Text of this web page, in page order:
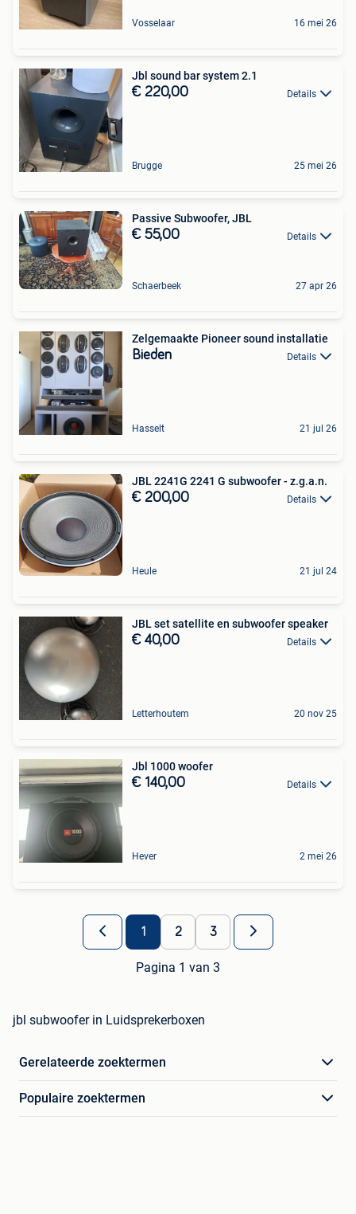
Vosselaar 16 mei 26
Jbl sound bar system 2.1
€ 220,00 Details
Brugge 25 mei 26
Passive Subwoofer, JBL
€ 55,00 Details
Schaerbeek 27 apr 26
Zelgemaakte Pioneer sound installatie
Bieden Details
Hasselt 21 jul 26
JBL 2241G 2241 G subwoofer - z.g.a.n.
€ 200,00 Details
Heule 21 jul 24
JBL set satellite en subwoofer speaker
€ 40,00 Details
Letterhoutem 20 nov 25
Jbl 1000 woofer
€ 140,00 Details
Hever 2 mei 26
1 2 3
Pagina 1 van 3
jbl subwoofer in Luidsprekerboxen
Gerelateerde zoektermen
Populaire zoektermen